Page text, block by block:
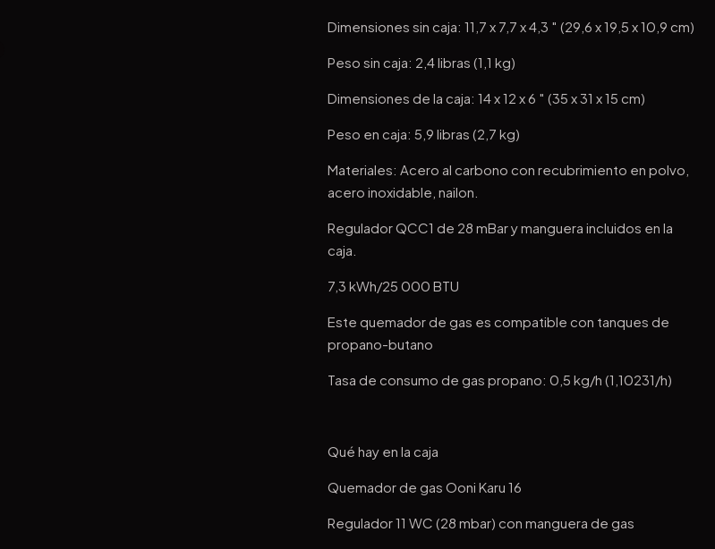
Dimensiones sin caja: 11,7 x 7,7 x 4,3 ″ (29,6 x 19,5 x 10,9 cm)
Peso sin caja: 2,4 libras (1,1 kg)
Dimensiones de la caja: 14 x 12 x 6 ″ (35 x 31 x 15 cm)
Peso en caja: 5,9 libras (2,7 kg)
Materiales: Acero al carbono con recubrimiento en polvo,
acero inoxidable, nailon.
Regulador QCC1 de 28 mBar y manguera incluidos en la
caja.
7,3 kWh/25 000 BTU
Este quemador de gas es compatible con tanques de
propano-butano
Tasa de consumo de gas propano: 0,5 kg/h (1,10231/h)
Qué hay en la caja
Quemador de gas Ooni Karu 16
Regulador 11 WC (28 mbar) con manguera de gas